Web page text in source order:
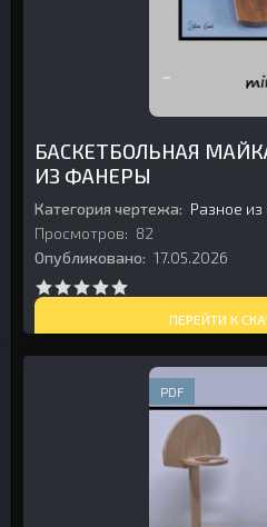
БАСКЕТБОЛЬНАЯ
ИЗ ФАНЕРЫ
Категория чертежа: Разное
Просмотров: 82
Опубликовано: 17.05.2026
ПЕРЕЙТИ К
PDF